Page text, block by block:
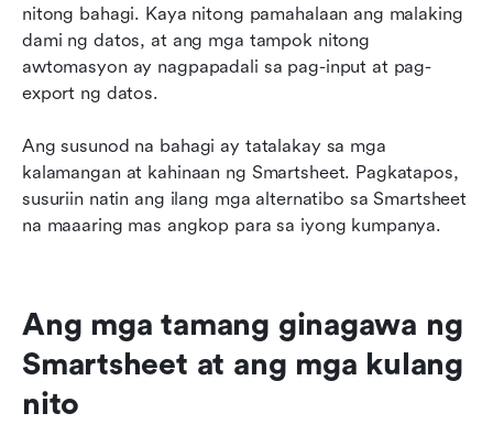
nitong bahagi. Kaya nitong pamahalaan ang malaking
dami ng datos, at ang mga tampok nitong
awtomasyon ay nagpapadali sa pag-input at pag-
export ng datos.
Ang susunod na bahagi ay tatalakay sa mga
kalamangan at kahinaan ng Smartsheet. Pagkatapos,
susuriin natin ang ilang mga alternatibo sa Smartsheet
na maaaring mas angkop para sa iyong kumpanya.
Ang mga tamang ginagawa ng
Smartsheet at ang mga kulang
nito